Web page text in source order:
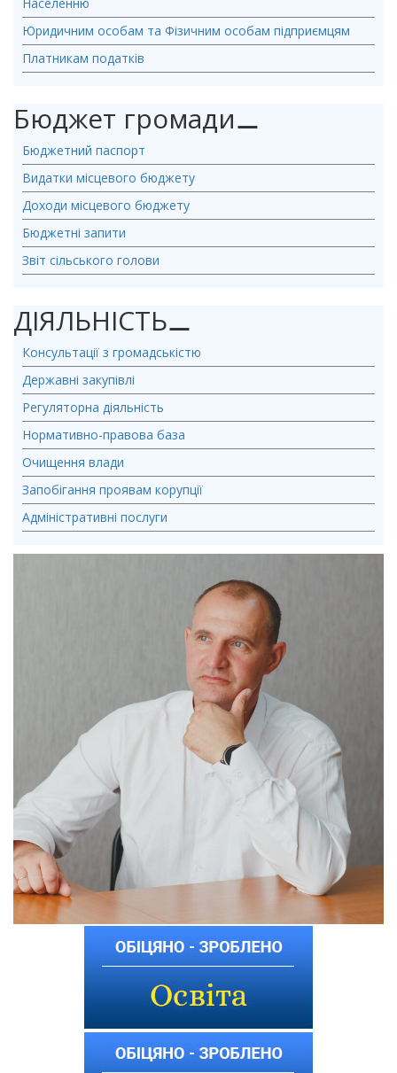
Юридичним особам та Фізичним особам підприємцям
Платникам податків
Бюджет громади⚊
Бюджетний паспорт
Видатки місцевого бюджету
Доходи місцевого бюджету
Бюджетні запити
Звіт сільського голови
ДІЯЛЬНІСТЬ⚊
Консультації з громадськістю
Державні закупівлі
Регуляторна діяльність
Нормативно-правова база
Очищення влади
Запобігання проявам корупції
Адміністративні послуги